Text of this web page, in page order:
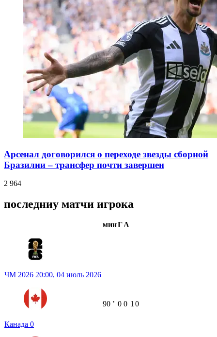
Арсенал договорился о переходе звезды сборной
Бразилии – трансфер почти завершен
2 964
последниу матчи игрока
минГА
ЧМ 2026 20:00, 04 июль 2026
Канада 0
90 ʼ 0 0 1 0